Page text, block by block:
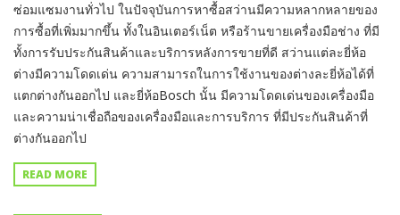
ซ่อมแซมงานทั่วไป ในปัจจุบันการหาซื้อสว่านมีความหลากหลายของ
การซื้อที่เพิ่มมากขึ้น ทั้งในอินเตอร์เน็ต หรือร้านขายเครื่องมือช่าง ที่มี
ทั้งการรับประกันสินค้าและบริการหลังการขายที่ดี สว่านแต่ละยี่ห้อ
ต่างมีความโดดเด่น ความสามารถในการใช้งานของต่างละยี่ห้อได้ที่
แตกต่างกันออกไป และยี่ห้อBosch นั้น มีความโดดเด่นของเครื่องมือ
และความน่าเชื่อถือของเครื่องมือและการบริการ ที่มีประกันสินค้าที่
ต่างกันออกไป
READ MORE